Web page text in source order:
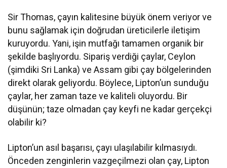
Sir Thomas, çayın kalitesine büyük önem veriyor ve
bunu sağlamak için doğrudan üreticilerle iletişim
kuruyordu. Yani, işin mutfağı tamamen organik bir
şekilde başlıyordu. Sipariş verdiği çaylar, Ceylon
(şimdiki Sri Lanka) ve Assam gibi çay bölgelerinden
direkt olarak geliyordu. Böylece, Lipton’un sunduğu
çaylar, her zaman taze ve kaliteli oluyordu. Bir
düşünün; taze olmadan çay keyfi ne kadar gerçekçi
olabilir ki?
Lipton’un asıl başarısı, çayı ulaşılabilir kılmasıydı.
Önceden zenginlerin vazgeçilmezi olan çay, Lipton